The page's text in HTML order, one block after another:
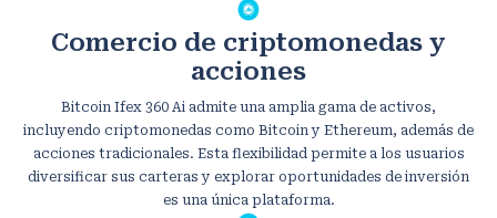
Comercio de criptomonedas y
acciones
Bitcoin Ifex 360 Ai admite una amplia gama de activos,
incluyendo criptomonedas como Bitcoin y Ethereum, además de
acciones tradicionales. Esta flexibilidad permite a los usuarios
diversificar sus carteras y explorar oportunidades de inversión
es una única plataforma.